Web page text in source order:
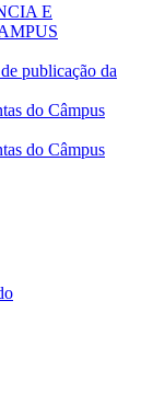
E
publicação da
do Câmpus
do Câmpus